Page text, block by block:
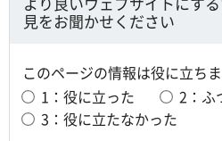
見をお聞かせください
このページの情報は役に立ち
1：役に立った
2：ふ
3：役に立たなかった